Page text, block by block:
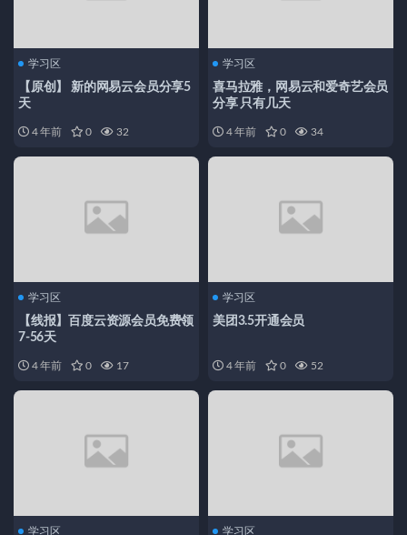
学习区
【原创】 新的网易云会员分享5
天
4 年前 0 32
学习区
喜马拉雅，网易云和爱奇艺会员
分享 只有几天
4 年前 0 34
学习区
【线报】百度云资源会员免费领
7-56天
4 年前 0 17
学习区
美团3.5开通会员
4 年前 0 52
学习区 学习区